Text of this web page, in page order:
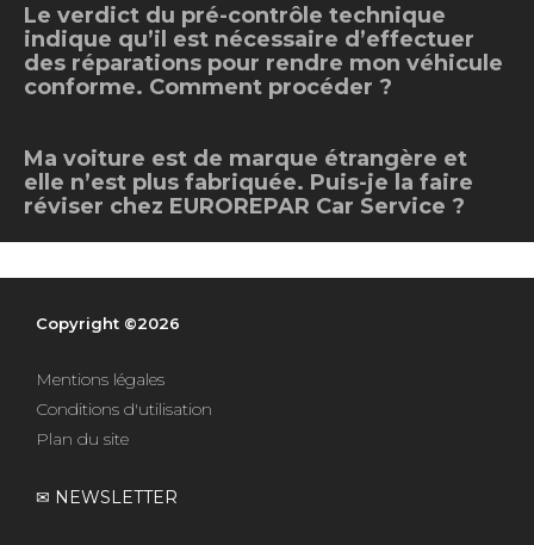
Notre actualité
Notre gamme de pièces
Carrosserie
Pré-contrôle technique
Suspension
Kit de distribution
Le verdict du pré-contrôle technique
indique qu’il est nécessaire d’effectuer
des réparations pour rendre mon véhicule
conforme. Comment procéder ?
Ma voiture est de marque étrangère et
elle n’est plus fabriquée. Puis-je la faire
réviser chez EUROREPAR Car Service ?
Copyright ©2026
Mentions légales
Conditions d'utilisation
Plan du site
✉ NEWSLETTER